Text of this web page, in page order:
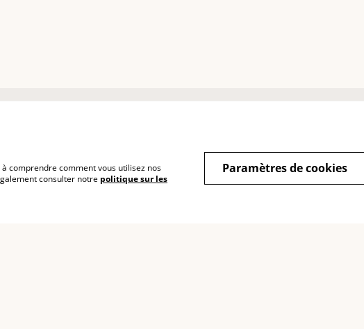
Confidentialité des
donnés
Faire un retour ?
Suivre ma commande
WhatsApp
Instagram: @tombasana
comprendre comment vous utilisez nos
consulter notre politique sur les
Paramètres de cookies